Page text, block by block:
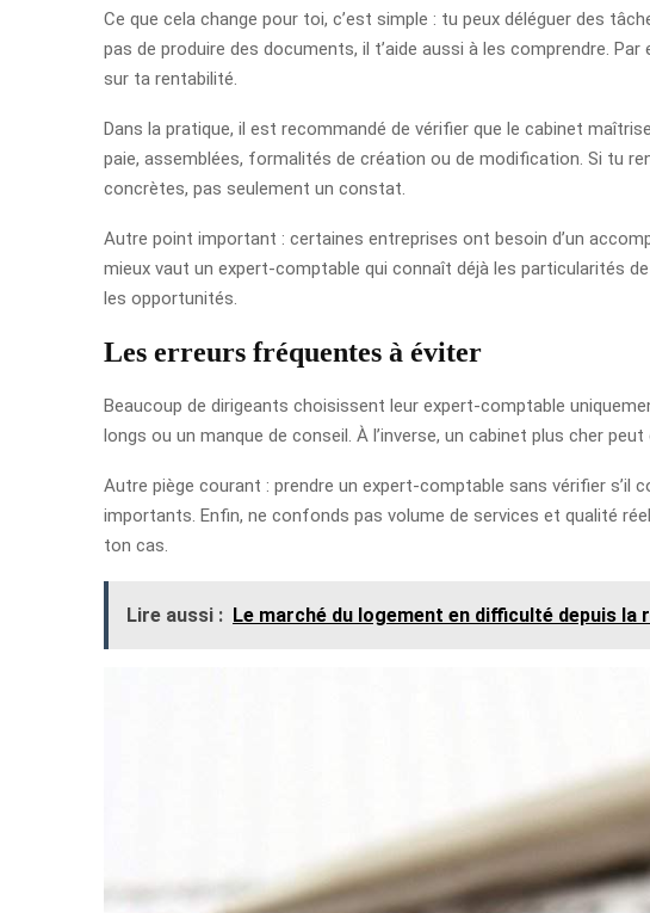
Ce que cela change pour toi, c’est simple : tu peux déléguer des
pas de produire des documents, il t’aide aussi à les comprendre.
sur ta rentabilité.
Dans la pratique, il est recommandé de vérifier que le cabinet
paie, assemblées, formalités de création ou de modification. Si tu
concrètes, pas seulement un constat.
Autre point important : certaines entreprises ont besoin d’un
mieux vaut un expert-comptable qui connaît déjà les particularités
les opportunités.
Les erreurs fréquentes à éviter
Beaucoup de dirigeants choisissent leur expert-comptable
longs ou un manque de conseil. À l’inverse, un cabinet plus cher
Autre piège courant : prendre un expert-comptable sans vérifier
importants. Enfin, ne confonds pas volume de services et qualité
ton cas.
Lire aussi : Le marché du logement en difficulté depuis la